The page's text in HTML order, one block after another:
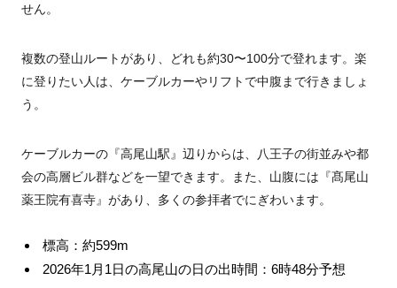
せん。
複数の登山ルートがあり、どれも約30〜100分で登れます。楽
に登りたい人は、ケーブルカーやリフトで中腹まで行きましょ
う。
ケーブルカーの『高尾山駅』辺りからは、八王子の街並みや都
会の高層ビル群などを一望できます。また、山腹には『髙尾山
薬王院有喜寺』があり、多くの参拝者でにぎわいます。
標高：約599m
2026年1月1日の高尾山の日の出時間：6時48分予想